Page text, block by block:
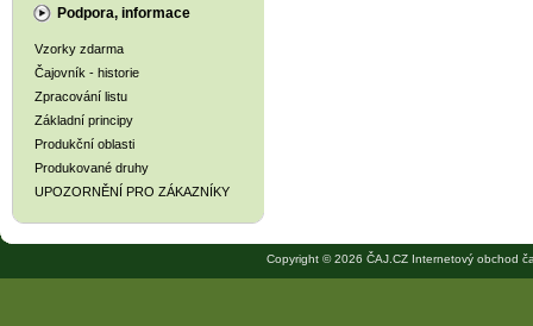
Podpora, informace
Vzorky zdarma
Čajovník - historie
Zpracování listu
Základní principy
Produkční oblasti
Produkované druhy
UPOZORNĚNÍ PRO ZÁKAZNÍKY
Copyright © 2026 ČAJ.CZ Internetový obchod